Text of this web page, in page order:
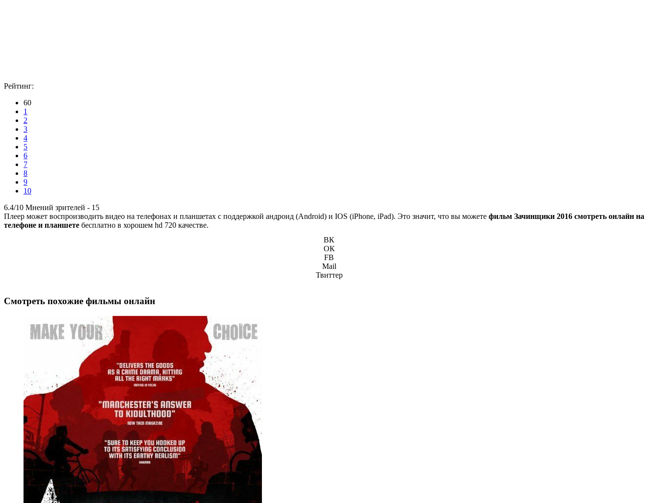
Рейтинг:
60
1
2
3
4
5
6
7
8
9
10
6.4/10 Мнений зрителей - 15
Плеер может воспроизводить видео на телефонах и планшетах с поддержкой андроид (Android) и IOS (iPhone, iPad). Это значит, что вы можете фильм Зачинщики 2016 смотреть онлайн на
телефоне и планшете бесплатно в хорошем hd 720 качестве.
ВК
ОК
FB
Mail
Твиттер
Смотреть похожие фильмы онлайн